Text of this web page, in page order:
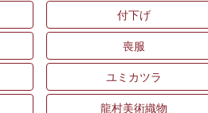
付下げ
喪服
ユミカツラ
龍村美術織物